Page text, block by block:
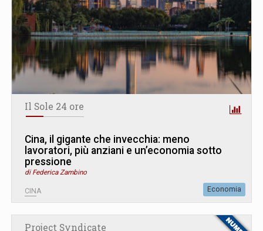
Il Sole 24 ore
Cina, il gigante che invecchia: meno
lavoratori, più anziani e un’economia sotto
pressione
di Federica Zambino
CINA Economia
Project Syndicate